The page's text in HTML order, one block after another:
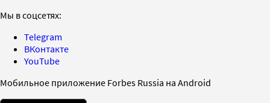
Мы в соцсетях:
Telegram
ВКонтакте
YouTube
Мобильное приложение Forbes Russia на Android